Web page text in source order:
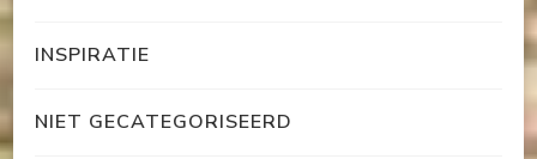
INSPIRATIE
NIET GECATEGORISEERD